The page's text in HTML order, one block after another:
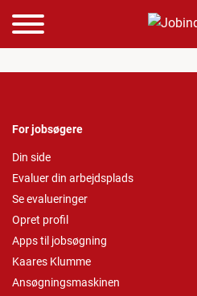
For jobsøgere
Din side
Evaluer din arbejdsplads
Se evalueringer
Opret profil
Apps til jobsøgning
Kaares Klumme
Ansøgningsmaskinen